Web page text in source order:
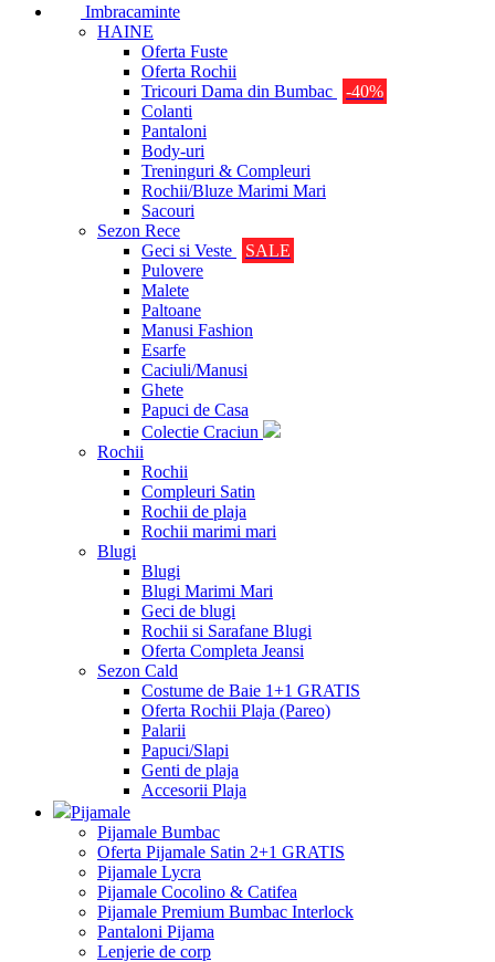
Imbracaminte
HAINE
Oferta Fuste
Oferta Rochii
Tricouri Dama din Bumbac
-40%
Colanti
Pantaloni
Body-uri
Treninguri & Compleuri
Rochii/Bluze Marimi Mari
Sacouri
Sezon Rece
Geci si Veste
SALE
Pulovere
Malete
Paltoane
Manusi Fashion
Esarfe
Caciuli/Manusi
Ghete
Papuci de Casa
Colectie Craciun
Rochii
Rochii
Compleuri Satin
Rochii de plaja
Rochii marimi mari
Blugi
Blugi
Blugi Marimi Mari
Geci de blugi
Rochii si Sarafane Blugi
Oferta Completa Jeansi
Sezon Cald
Costume de Baie 1+1 GRATIS
Oferta Rochii Plaja (Pareo)
Palarii
Papuci/Slapi
Genti de plaja
Accesorii Plaja
Pijamale
Pijamale Bumbac
Oferta Pijamale Satin 2+1 GRATIS
Pijamale Lycra
Pijamale Cocolino & Catifea
Pijamale Premium Bumbac Interlock
Pantaloni Pijama
Lenjerie de corp